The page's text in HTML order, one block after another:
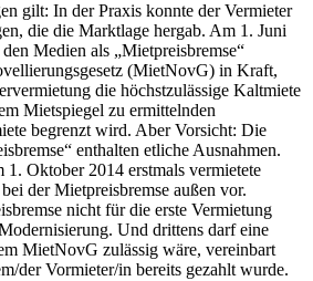
gilt: In der Praxis konnte der Vermieter
die die Marktlage hergab. Am 1. Juni
Medien als „Mietpreisbremse“
(MietNovG) in Kraft,
die höchstzulässige Kaltmiete
Mietspiegel zu ermittelnden
begrenzt wird. Aber Vorsicht: Die
enthalten etliche Ausnahmen.
1. Oktober 2014 erstmals vermietete
der Mietpreisbremse außen vor.
nicht für die erste Vermietung
Und drittens darf eine
MietNovG zulässig wäre, vereinbart
der Vormieter/in bereits gezahlt wurde.